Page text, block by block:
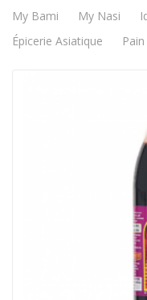
My Bami
My Nasi
Épicerie Asiatique